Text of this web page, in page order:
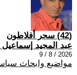
(42) سحر أفلاطون
عبد المجيد
2026 / 8 / 9
مواضيع وابحاث